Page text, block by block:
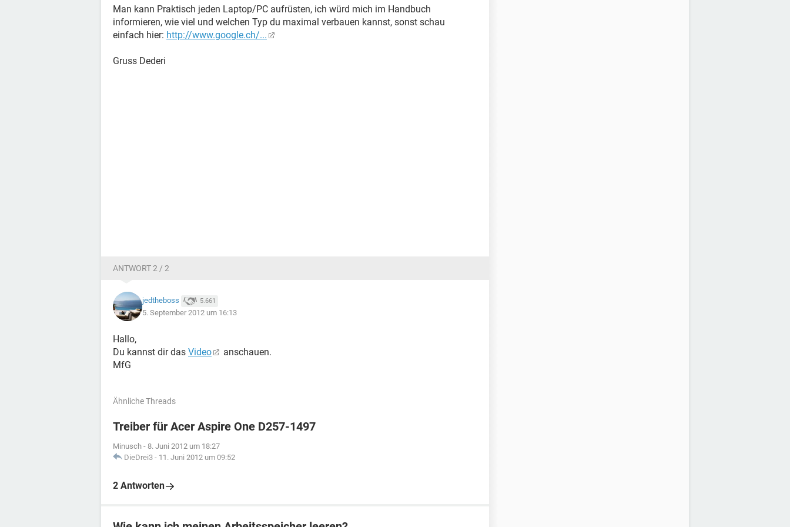
Man kann Praktisch jeden Laptop/PC aufrüsten, ich würd mich im Handbuch
informieren, wie viel und welchen Typ du maximal verbauen kannst, sonst schau
einfach hier: http://www.google.ch/...
Gruss Dederi
ANTWORT 2 / 2
jedtheboss 5.661
5. September 2012 um 16:13
Hallo,
Du kannst dir das Video
anschauen.
MfG
Ähnliche Threads
Treiber für Acer Aspire One D257-1497
Minusch - 8. Juni 2012 um 18:27
DieDrei3 - 11. Juni 2012 um 09:52
2 Antworten